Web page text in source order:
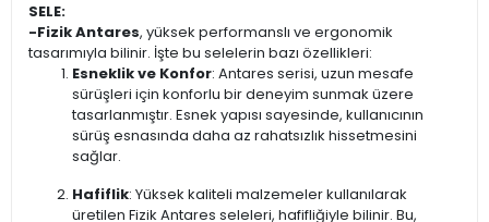
SELE:
-Fizik Antares, yüksek performanslı ve ergonomik
tasarımıyla bilinir. İşte bu selelerin bazı özellikleri:
Esneklik ve Konfor: Antares serisi, uzun mesafe
sürüşleri için konforlu bir deneyim sunmak üzere
tasarlanmıştır. Esnek yapısı sayesinde, kullanıcının
sürüş esnasında daha az rahatsızlık hissetmesini
sağlar.
Hafiflik: Yüksek kaliteli malzemeler kullanılarak
üretilen Fizik Antares seleleri, hafifliğiyle bilinir. Bu,